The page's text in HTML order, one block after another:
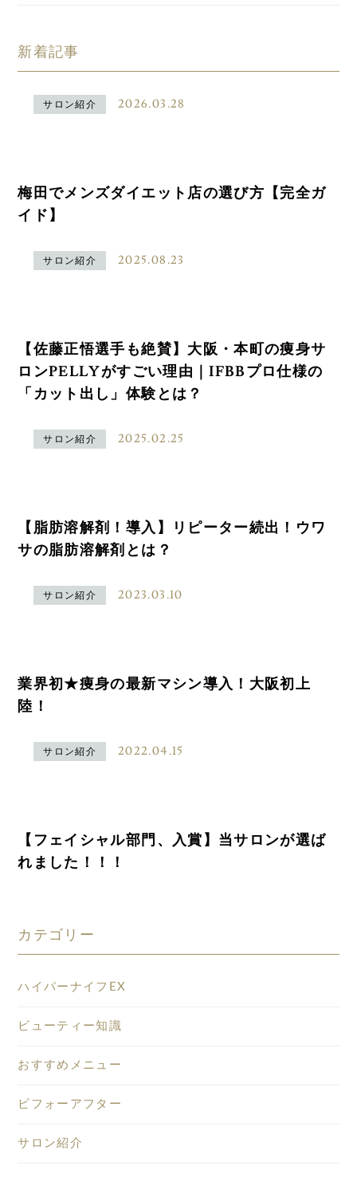
新着記事
サロン紹介 2026.03.28
梅田でメンズダイエット店の選び方【完全ガ
イド】
サロン紹介 2025.08.23
【佐藤正悟選手も絶賛】大阪・本町の痩身サ
ロンPELLYがすごい理由｜IFBBプロ仕様の
「カット出し」体験とは？
サロン紹介 2025.02.25
【脂肪溶解剤！導入】リピーター続出！ウワ
サの脂肪溶解剤とは？
サロン紹介 2023.03.10
業界初★痩身の最新マシン導入！大阪初上
陸！
サロン紹介 2022.04.15
【フェイシャル部門、入賞】当サロンが選ば
れました！！！
カテゴリー
ハイパーナイフEX
ビューティー知識
おすすめメニュー
ビフォーアフター
サロン紹介